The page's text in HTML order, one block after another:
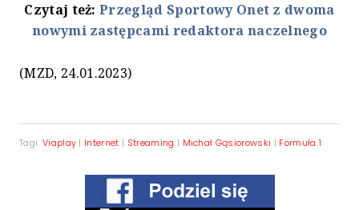
Czytaj też:Przegląd Sportowy Onet z dwoma
nowymi zastępcami redaktora naczelnego
(MZD, 24.01.2023)
Tagi: Viaplay | Internet | Streaming | Michał Gąsiorowski | Formuła 1